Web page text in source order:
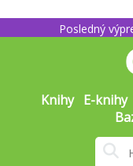
Posledný
Knihy E-knihy